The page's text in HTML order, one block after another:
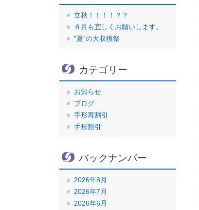
立秋！！！！？？
８月も宜しくお願いします。
‟夏”の大収穫祭
カテゴリー
お知らせ
ブログ
手形再割引
手形割引
バックナンバー
2026年8月
2026年7月
2026年6月